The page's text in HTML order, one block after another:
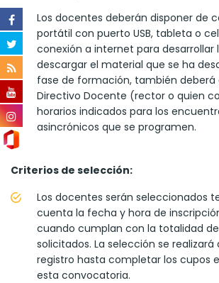
Los docentes deberán disponer de
portátil con puerto USB, tableta o
conexión a internet para desarrollar
descargar el material que se ha
fase de formación, también deberá
Directivo Docente (rector o quien
horarios indicados para los
asincrónicos que se programen.
Criterios de selección:
Los docentes serán seleccionados
cuenta la fecha y hora de
cuando cumplan con la totalidad
solicitados. La selección se
registro hasta completar los cupos
esta convocatoria.